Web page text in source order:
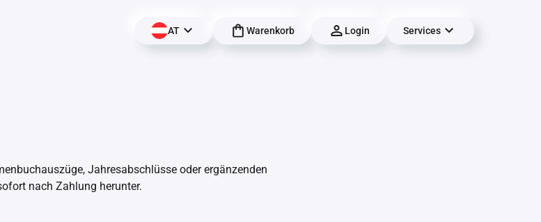
AT Warenkorb Login Services
Jahresabschlüsse oder ergänzenden
nach Zahlung herunter.